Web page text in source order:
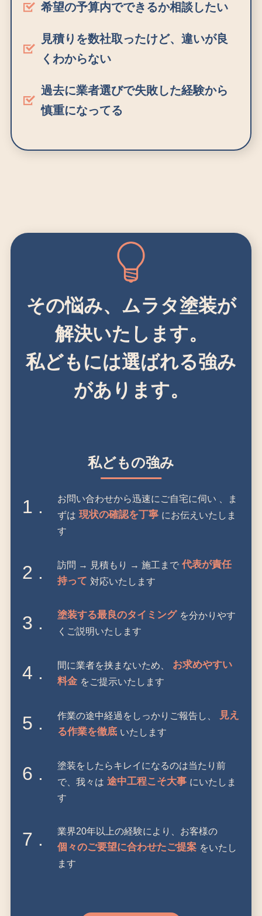
希望の予算内でできるか相談したい
見積りを数社取ったけど、違いが良
くわからない
過去に業者選びで失敗した経験から
慎重になってる
その悩み、ムラタ塗装が
解決いたします。
私どもには選ばれる強み
があります。
私どもの強み
1 .
お問い合わせから迅速にご自宅に伺い 、ま
ずは 現状の確認を丁寧 にお伝えいたしま
す
2 . 訪問 → 見積もり → 施工まで代表が責任
持って 対応いたします
3 . 塗装する最良のタイミング を分かりやす
くご説明いたします
4 . 間に業者を挟まないため、
お求めやすい
料金 をご提示いたします
5 . 作業の途中経過をしっかりご報告し、
見え
る作業を徹底 いたします
6 .
塗装をしたらキレイになるのは当たり前
で、我々は 途中工程こそ大事 にいたしま
す
7 . 業界20年以上の経験により、お客様の
個々のご要望に合わせたご提案 をいたし
ます